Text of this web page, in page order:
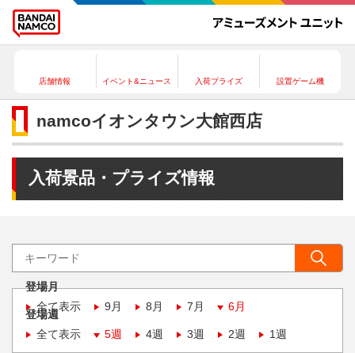
店舗情報 イベント&ニュース 入荷プライズ 設置ゲーム機
namcoイオンタウン大館西店
入荷景品・プライズ情報
登場月
全て表示
9月 8月 7月 6月
登場週
全て表示
5週 4週 3週 2週 1週